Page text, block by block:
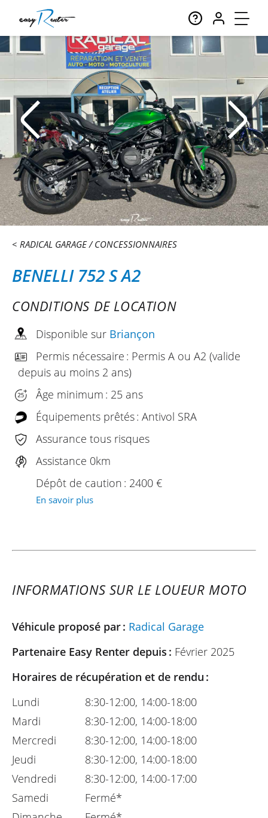
RADICAL GARAGE CONCESSIONNAIRES
BENELLI 752 S A2
CONDITIONS DE LOCATION
Disponible sur Briançon
Permis nécessaire : Permis A ou A2 (valide
depuis au moins 2 ans)
Âge minimum : 25 ans
Équipements prêtés : Antivol SRA
Assurance tous risques
Assistance 0km
Dépôt de caution : 2400 €
En savoir plus
INFORMATIONS SUR LE LOUEUR MOTO
Véhicule proposé par : Radical Garage
Partenaire Easy Renter depuis : Février 2025
Horaires de récupération et de rendu :
Lundi
Mardi
Mercredi
Jeudi
Vendredi
Samedi
8:30-12:00, 14:00-18:00
8:30-12:00, 14:00-18:00
8:30-12:00, 14:00-18:00
8:30-12:00, 14:00-18:00
8:30-12:00, 14:00-17:00
Fermé*